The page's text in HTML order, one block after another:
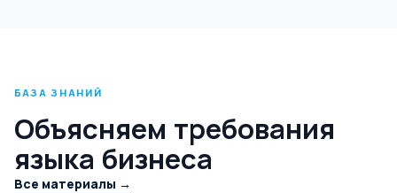
БАЗА ЗНАНИЙ
Объясняем требования
языка бизнеса
Все материалы →